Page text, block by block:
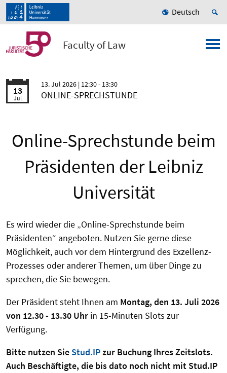
Deutsch
Faculty of Law
13
Jul
13. Jul 2026 | 12:30 - 13:30
ONLINE-SPRECHSTUNDE
Online-Sprechstunde beim
Präsidenten der Leibniz
Universität
Es wird wieder die „Online-Sprechstunde beim
Präsidenten“ angeboten. Nutzen Sie gerne diese
Möglichkeit, auch vor dem Hintergrund des Exzellenz-
Prozesses oder anderer Themen, um über Dinge zu
sprechen, die Sie bewegen.
Der Präsident steht Ihnen am Montag, den 13. Juli 2026
von 12.30 - 13.30 Uhr in 15-Minuten Slots zur
Verfügung.
Bitte nutzen Sie Stud.IPzur Buchung Ihres Zeitslots.
Auch Beschäftigte, die bis dato noch nicht mit Stud.IP